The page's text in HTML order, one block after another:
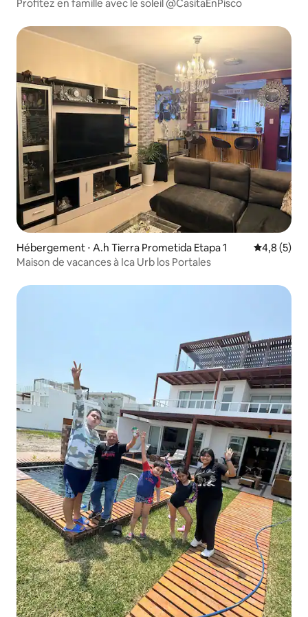
Profitez en famille avec le soleil @CasitaEnPisco
Hébergement ⋅ A.h Tierra Prometida Etapa 1 Évaluation
4,8 (5)
Maison de vacances à Ica Urb los Portales